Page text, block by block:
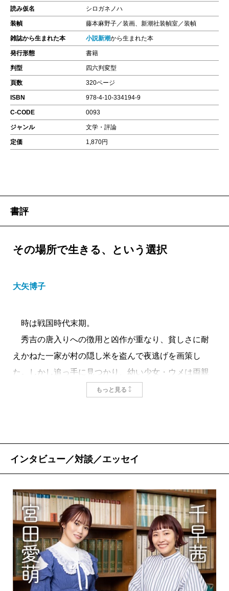
読み仮名 シロガネノハ
装幀 藤本麻野子／装画、新潮社装幀室／装幀
雑誌から生まれた本 小説新潮から生まれた本
発行形態 書籍
判型 四六判変型
頁数 320ページ
ISBN 978-4-10-334194-9
C-CODE 0093
ジャンル 文学・評論
定価 1,870円
書評
その場所で生きる、という選択
大矢博子
時は戦国時代末期。
秀吉の唐入りへの徴用と凶作が重なり、貧しさに耐
えかねた一家が村の隠し米を盗んで夜逃げを画策し
た。しかし追っ手に見つかり、幼い少女・ウメは両親
とはぐれてしまう。道に迷ったウメが入り込んだの
る。喜兵衛はウメに銀山の知識と鉱脈の在処、そして
間歩の中で重宝されるが、本来、銀掘は男の仕事。女
性として成長していく中、ウメは女であるがゆえに制
限されることの多さに悩むことになる――。
千早茜、初の歴史小説である。
舞台となるのは世界遺産にも登録された石見銀山。
戦国時代から江戸時代前期にかけて、世界を動かすほ
もっと見る
インタビュー／対談／エッセイ